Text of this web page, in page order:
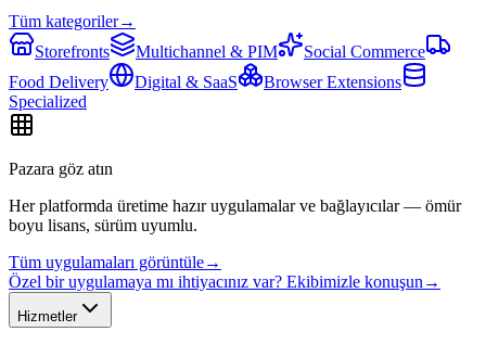
Tüm kategoriler→
Storefronts
Multichannel & PIM
Social Commerce
Food Delivery
Digital & SaaS
Browser Extensions
Specialized
Pazara göz atın
Her platformda üretime hazır uygulamalar ve bağlayıcılar — ömür
boyu lisans, sürüm uyumlu.
Tüm uygulamaları görüntüle→
Özel bir uygulamaya mı ihtiyacınız var? Ekibimizle konuşun →
Hizmetler